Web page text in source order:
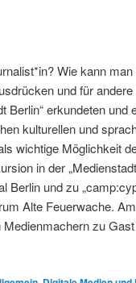
Wie kann
und für
Berlin“ erkundeten
kulturellen und
wichtige Möglichkeit
in der
Berlin und zu
Alte Feuerwache.
Medienmachern zu